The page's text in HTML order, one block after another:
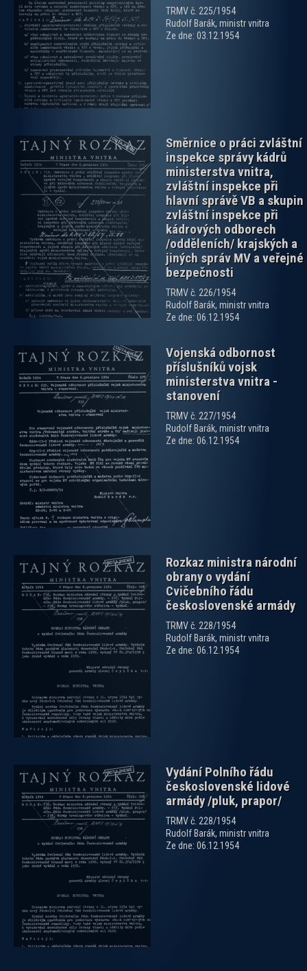
TRMV č. 225/1954
Rudolf Barák, ministr vnitra
Ze dne: 03.12.1954
Směrnice o práci zvláštní
inspekce správy kádrů
ministerstva vnitra,
zvláštní inspekce při
hlavní správě VB a skupin
zvláštní inspekce při
kádrových odborech
/odděleních/ krajských a
jiných správ MV a veřejné
bezpečnosti
TRMV č. 226/1954
Rudolf Barák, ministr vnitra
Ze dne: 06.12.1954
zobrazit PDF dokument
Vojenská odbornost
příslušníků vojsk
ministerstva vnitra -
stanovení
TRMV č. 227/1954
Rudolf Barák, ministr vnitra
Ze dne: 06.12.1954
zobrazit PDF dokument
Rozkaz ministra národní
obrany o vydání
Cvičebního řádu
československé armády
TRMV č. 228/1954
Rudolf Barák, ministr vnitra
Ze dne: 06.12.1954
zobrazit PDF dokument
Vydání Polního řádu
československé lidové
armády /pluk, prapor/
TRMV č. 228/1954
Rudolf Barák, ministr vnitra
Ze dne: 06.12.1954
zobrazit PDF dokument